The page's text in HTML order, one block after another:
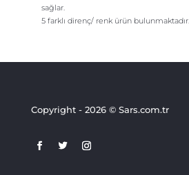
sağlar.
5 farklı direnç/ renk ürün bulunmaktadır.
Copyright - 2026 © Sars.com.tr